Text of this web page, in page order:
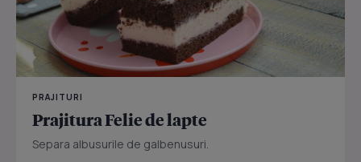
PRAJITURI
Prajitura Felie de lapte
Separa albusurile de galbenusuri.